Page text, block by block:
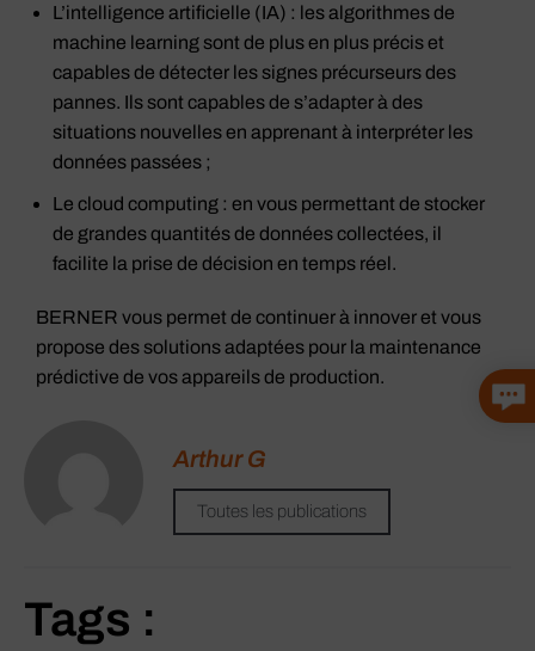
L’intelligence artificielle (IA) : les algorithmes de
machine learning sont de plus en plus précis et
capables de détecter les signes précurseurs des
pannes. Ils sont capables de s’adapter à des
situations nouvelles en apprenant à interpréter les
données passées ;
Le cloud computing : en vous permettant de stocker
de grandes quantités de données collectées, il
facilite la prise de décision en temps réel.
BERNER vous permet de continuer à innover et vous
propose des solutions adaptées pour la maintenance
prédictive de vos appareils de production.
Arthur G
Toutes les publications
Tags :